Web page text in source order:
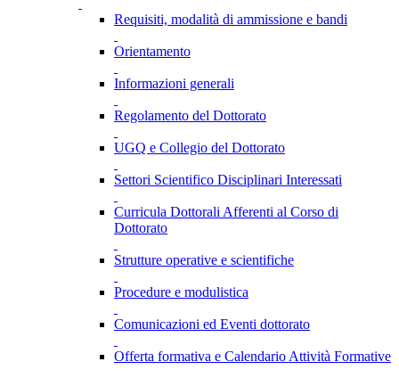
Requisiti, modalità di ammissione e bandi
Orientamento
Informazioni generali
Regolamento del Dottorato
UGQ e Collegio del Dottorato
Settori Scientifico Disciplinari Interessati
Curricula Dottorali Afferenti al Corso di
Dottorato
Strutture operative e scientifiche
Procedure e modulistica
Comunicazioni ed Eventi dottorato
Offerta formativa e Calendario Attività Formative